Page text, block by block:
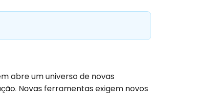
abre um universo de novas
Novas ferramentas exigem novos